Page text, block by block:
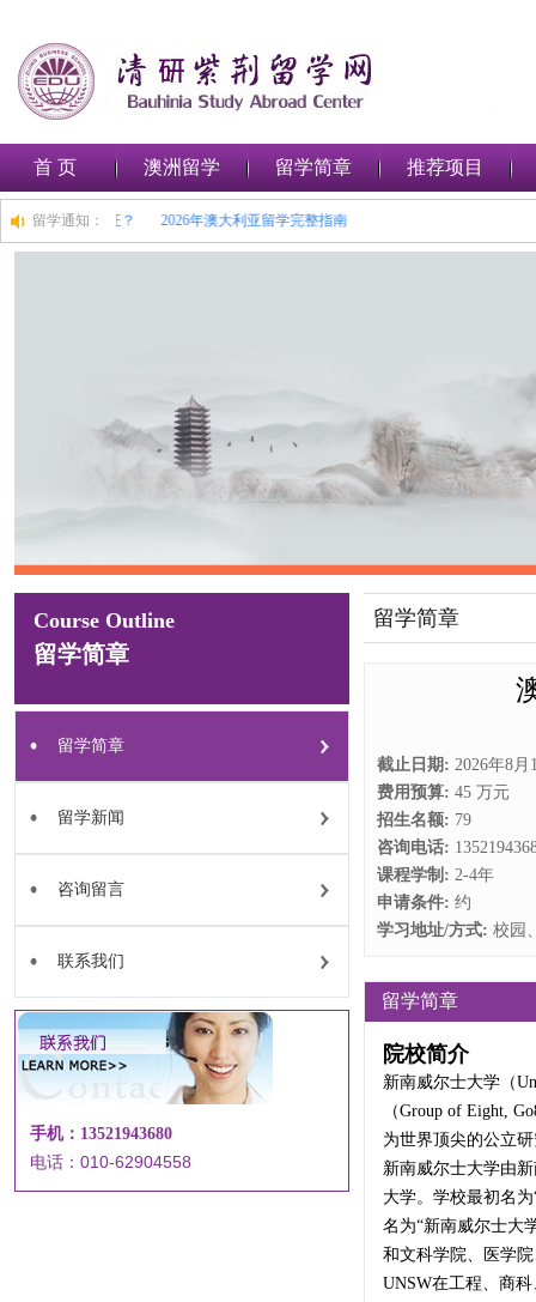
首 页 澳洲留学 留学简章 推荐项目
留学通知：
澳大利亚申请留学签证？ 2026年澳大利亚留学完整指南
Course Outline
留学简章
留学简章
留学新闻
咨询留言
联系我们
手机：13521943680
电话：010-62904558
留学简章
截止日期: ‌2026年8
费用预算: 45 万元
招生名额: 79
咨询电话:
课程学制: 2-4年
申请条件: 约
学习地址/方式: 校园
留学简章
院校简介
新南威尔士大学（
（Group of Eight,
为世界顶尖的公立
新南威尔士大学由
大学。学校最初名
名为“新南威尔士大
和文科学院、医学
UNSW在工程、商